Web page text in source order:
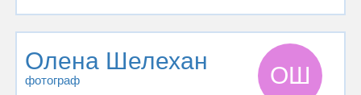
Олена Шелехан
фотограф ОШ